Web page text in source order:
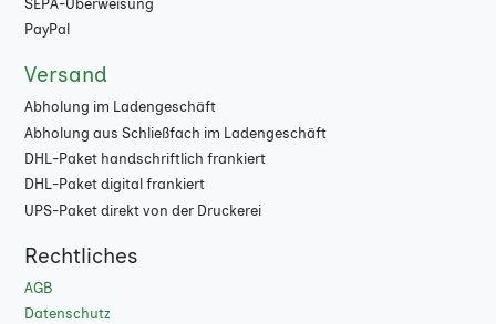
SEPA-Überweisung
PayPal
Versand
Abholung im Ladengeschäft
Abholung aus Schließfach im Ladengeschäft
DHL-Paket handschriftlich frankiert
DHL-Paket digital frankiert
UPS-Paket direkt von der Druckerei
Rechtliches
AGB
Datenschutz